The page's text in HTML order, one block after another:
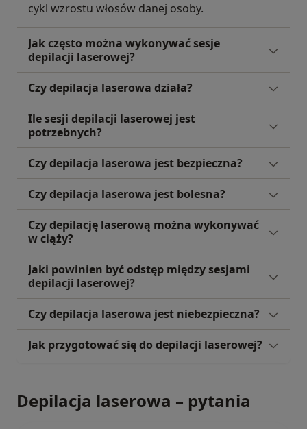
cykl wzrostu włosów danej osoby.
Jak często można wykonywać sesje
depilacji laserowej?
Czy depilacja laserowa działa?
Ile sesji depilacji laserowej jest
potrzebnych?
Czy depilacja laserowa jest bezpieczna?
Czy depilacja laserowa jest bolesna?
Czy depilację laserową można wykonywać
w ciąży?
Jaki powinien być odstęp między sesjami
depilacji laserowej?
Czy depilacja laserowa jest niebezpieczna?
Jak przygotować się do depilacji laserowej?
Depilacja laserowa – pytania